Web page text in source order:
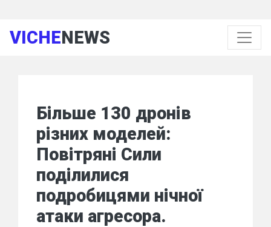
VICHENEWS
Більше 130 дронів
різних моделей:
Повітряні Сили
поділилися
подробицями нічної
атаки агресора.